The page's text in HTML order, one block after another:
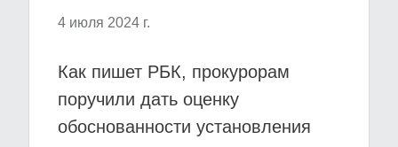
4 июля 2024 г.
Как пишет РБК, прокурорам
поручили дать оценку
обоснованности установления